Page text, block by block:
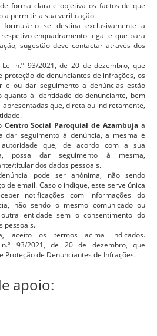
forma clara e objetiva os factos de que
a permitir a sua verificação.
se destina exclusivamente a
enquadramento legal e que para
sugestão deve contactar através dos
n.º 93/2021, de 20 de dezembro, que
de denunciantes de infrações, os
e ou dar seguimento a denúncias estão
à identidade do denunciante, bem
que, direta ou indiretamente,
Centro Social Paroquial de Azambuja a
dar seguimento à denúncia, a mesma é
que, de acordo com a sua
possa dar seguimento à mesma,
titular dos dados pessoais.
pode ser anónima, não sendo
de email. Caso o indique, este serve única
notificações com informações do
não sendo o mesmo comunicado ou
entidade sem o consentimento do
pessoais.
aceito os termos acima indicados.
n.º 93/2021, de 20 de dezembro, que
Proteção de Denunciantes de Infrações.
apoio: